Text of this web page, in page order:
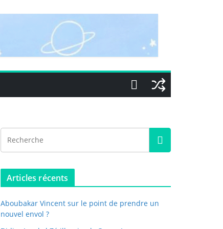
Articles récents
Aboubakar Vincent sur le point de prendre un
nouvel envol ?